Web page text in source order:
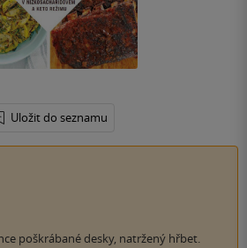
Uložit do seznamu
poškrábané desky, natržený hřbet.